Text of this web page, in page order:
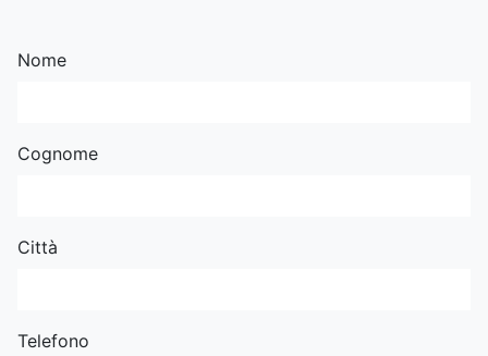
Nome
Cognome
Città
Telefono